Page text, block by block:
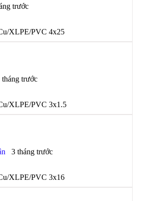
trước
XLPE/PVC 4x25
tháng trước
XLPE/PVC 3x1.5
3 tháng trước
XLPE/PVC 3x16